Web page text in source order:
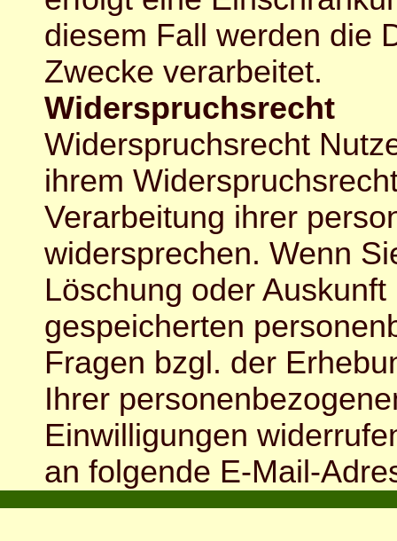
diesem Fall werden die
Zwecke verarbeitet.
Widerspruchsrecht
Widerspruchsrecht
ihrem
Verarbeitung ihrer
widersprechen. Wenn
Löschung oder
gespeicherten
Fragen bzgl. der
Ihrer
Einwilligungen
an folgende E-Mail-